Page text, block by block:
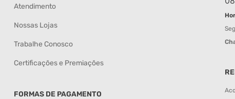
Atendimento
Nossas Lojas
Trabalhe Conosco
Certificações e Premiações
FORMAS DE PAGAMENTO